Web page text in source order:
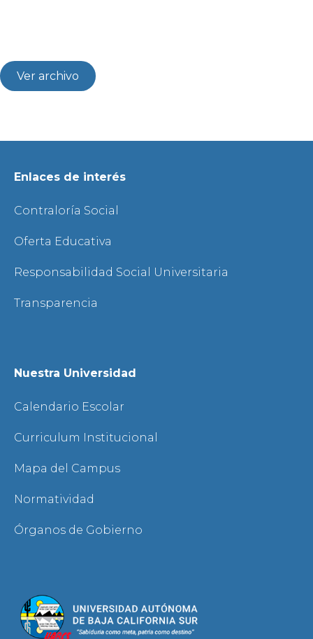
Ver archivo
Enlaces de interés
Contraloría Social
Oferta Educativa
Responsabilidad Social Universitaria
Transparencia
Nuestra Universidad
Calendario Escolar
Curriculum Institucional
Mapa del Campus
Normatividad
Órganos de Gobierno